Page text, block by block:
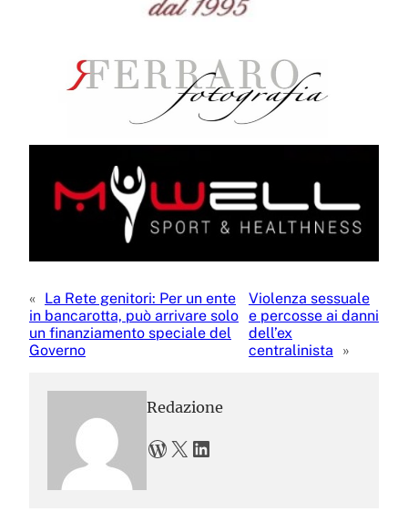
« La Rete genitori: Per un ente
in bancarotta, può arrivare solo
un finanziamento speciale del
Governo
Violenza sessuale
e percosse ai danni
dell’ex
centralinista
»
Redazione
WordPress X LinkedIn